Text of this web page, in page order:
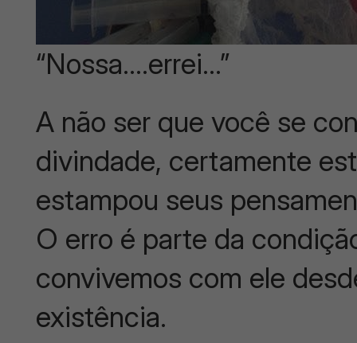
“Nossa….errei…”
A não ser que você se
divindade, certamente
estampou seus
O erro é parte da
convivemos com ele
existência.